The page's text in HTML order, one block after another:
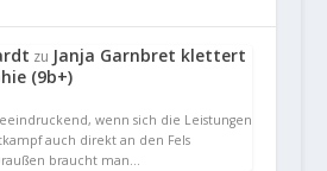
zu Janja Garnbret klettert
(9b+)
wenn sich die Leistungen
auch direkt an den Fels
braucht man…